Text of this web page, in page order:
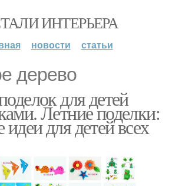
ИНТЕРЬЕРА
новости статьи
дерево
для детей
Летние поделки:
для детей всех